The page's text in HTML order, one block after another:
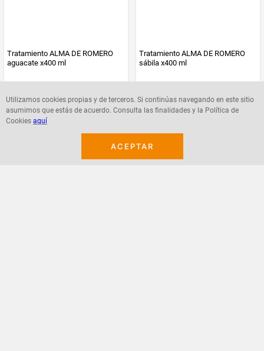
Utilizamos cookies propias y de terceros. Si continúas navegando en este sitio
asumimos que estás de acuerdo. Consulta las finalidades y la Política de
Cookies aquí
ACEPTAR
Tratamiento ALMA DE ROMERO
aguacate x400 ml
$24.700
Tratamiento ALMA DE ROMERO
sábila x400 ml
$24.700